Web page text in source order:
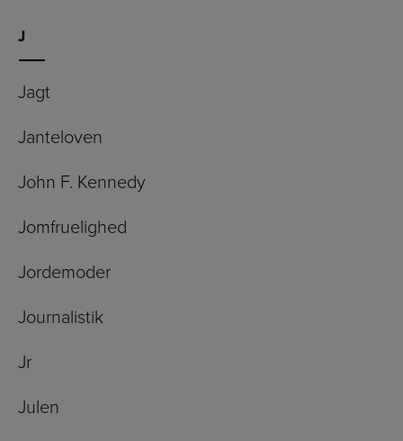
J
Jagt
Janteloven
John F. Kennedy
Jomfruelighed
Jordemoder
Journalistik
Jr
Julen